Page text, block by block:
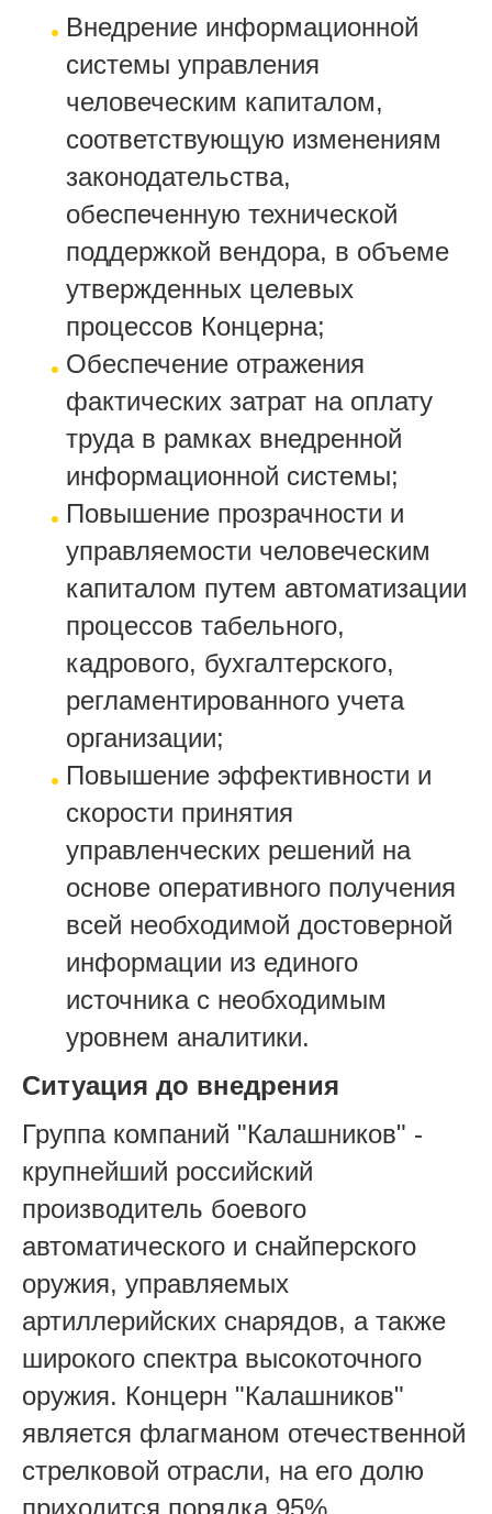
Внедрение информационной
системы управления
человеческим капиталом,
соответствующую изменениям
законодательства,
обеспеченную технической
поддержкой вендора, в объеме
утвержденных целевых
процессов Концерна;
Обеспечение отражения
фактических затрат на оплату
труда в рамках внедренной
информационной системы;
Повышение прозрачности и
управляемости человеческим
капиталом путем автоматизации
процессов табельного,
кадрового, бухгалтерского,
регламентированного учета
организации;
Повышение эффективности и
скорости принятия
управленческих решений на
основе оперативного получения
всей необходимой достоверной
информации из единого
источника с необходимым
уровнем аналитики.
Ситуация до внедрения
Группа компаний "Калашников" -
крупнейший российский
производитель боевого
автоматического и снайперского
оружия, управляемых
артиллерийских снарядов, а также
широкого спектра высокоточного
оружия. Концерн "Калашников"
является флагманом отечественной
стрелковой отрасли, на его долю
приходится порядка 95%